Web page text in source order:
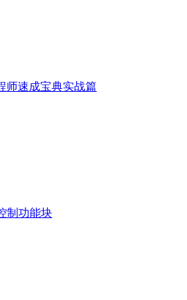
师速成宝典实战篇
制功能块